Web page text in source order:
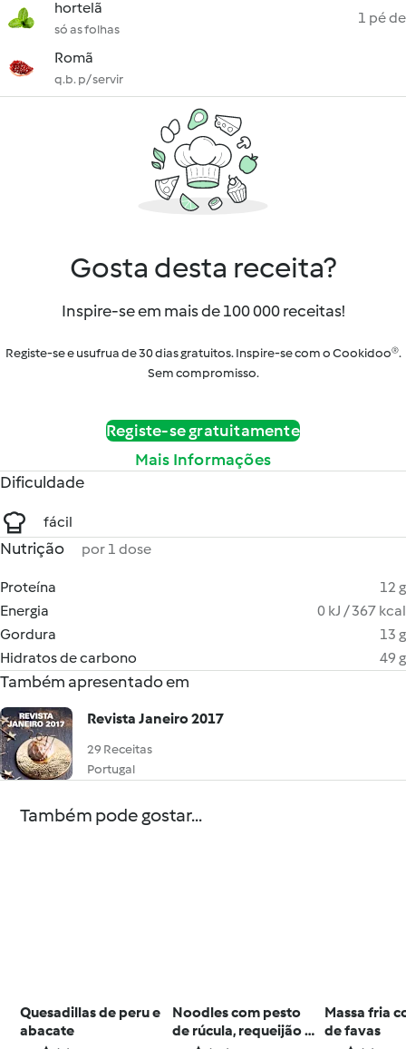
hortelã
só as folhas
1 pé de
Romã
q.b. p/ servir
Gosta desta receita?
Inspire-se em mais de 100 000 receitas!
Registe-se e usufrua de 30 dias gratuitos. Inspire-se com o Cookidoo®.
Sem compromisso.
Registe-se gratuitamente
Mais Informações
Dificuldade
fácil
Nutrição por 1 dose
Proteína
12 g
Energia
0 kJ / 367 kcal
Gordura
13 g
Hidratos de carbono
49 g
Também apresentado em
Revista Janeiro 2017
29 Receitas
Portugal
Também pode gostar...
Quesadillas de peru e
abacate
Noodles com pesto
de rúcula, requeijão e
Massa fria
de favas